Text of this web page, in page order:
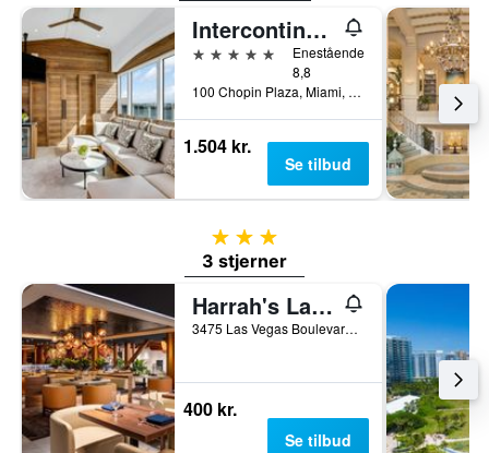
Intercontinental Hotels Miami By IHG
5 stjerner
Enestående
8,8
100 Chopin Plaza, Miami, FL, USA
1.504 kr.
Se tilbud
3 stjerner
3 stjerner
Harrah's Las Vegas Hotel & Casino
3475 Las Vegas Boulevard South, Las Vegas, NV, USA
400 kr.
Se tilbud